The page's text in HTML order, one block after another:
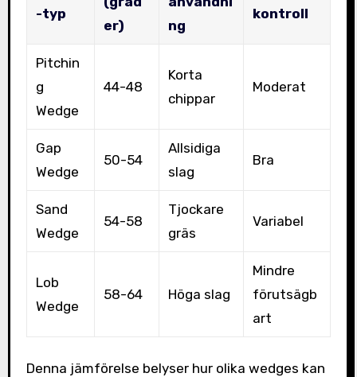
-typ
er)
ng
kontroll
Pitchin
g
Wedge
44-48
Korta
chippar
Moderat
Gap
Wedge
50-54
Allsidiga
slag
Bra
Sand
Wedge
54-58
Tjockare
gräs
Variabel
Lob
Wedge
58-64 Höga slag
Mindre
förutsägb
art
Denna jämförelse belyser hur olika wedges kan